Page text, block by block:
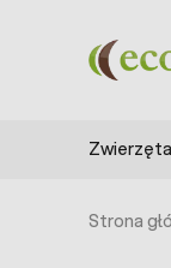
Strona